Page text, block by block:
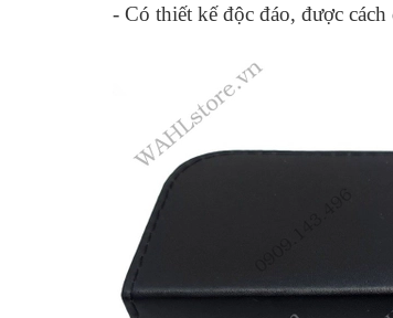
- Có thiết kế độc đáo, được